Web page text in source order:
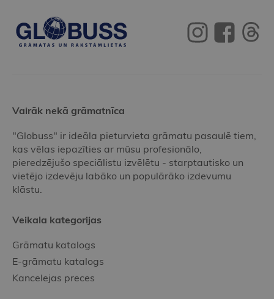
Vairāk nekā grāmatnīca
"Globuss" ir ideāla pieturvieta grāmatu pasaulē tiem,
kas vēlas iepazīties ar mūsu profesionālo,
pieredzējušo speciālistu izvēlētu - starptautisko un
vietējo izdevēju labāko un populārāko izdevumu
klāstu.
Veikala kategorijas
Grāmatu katalogs
E-grāmatu katalogs
Kancelejas preces